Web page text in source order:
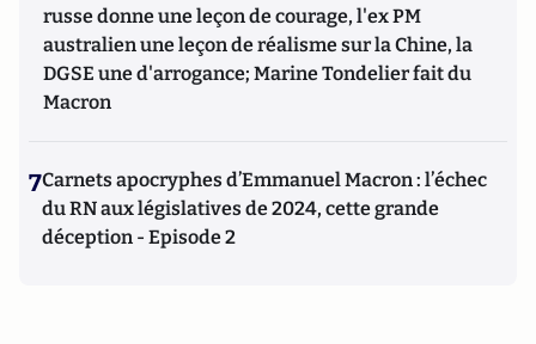
russe donne une leçon de courage, l'ex PM
australien une leçon de réalisme sur la Chine, la
DGSE une d'arrogance; Marine Tondelier fait du
Macron
7Carnets apocryphes d’Emmanuel Macron : l’échec
du RN aux législatives de 2024, cette grande
déception - Episode 2